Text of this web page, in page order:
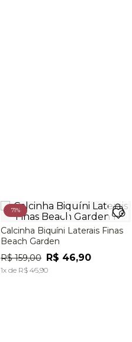
71%
Calcinha Biquíni Laterais Finas
Beach Garden
R$ 159,00 R$ 46,90
1x de R$ 46,90